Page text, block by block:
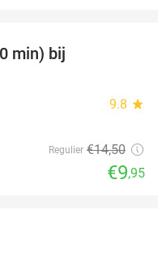
min) bij
9.8 star
Regulier €14,50
€9,95